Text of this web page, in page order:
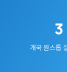
3
개국 원스톱